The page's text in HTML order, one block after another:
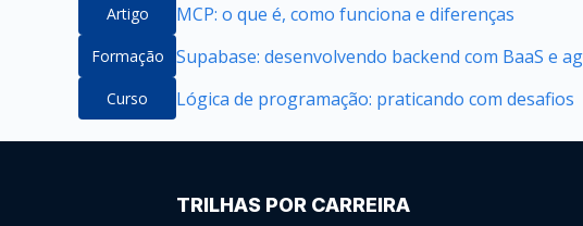
Artigo MCP: o que é, como funciona e diferenças
Formação Supabase: desenvolvendo backend com BaaS e
Curso Lógica de programação: praticando com desafios
TRILHAS POR CARREIRA